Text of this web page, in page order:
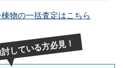
物の一括査定はこちら
している方必見！